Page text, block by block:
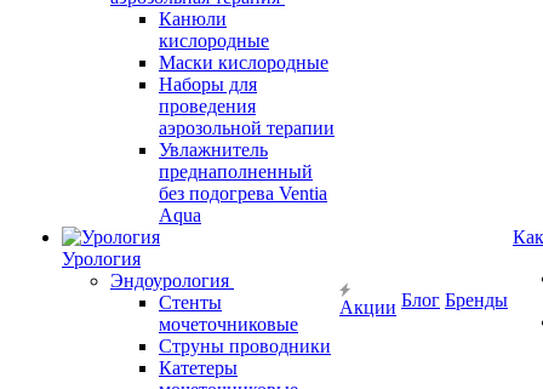
Канюли
кислородные
Маски кислородные
Наборы для
проведения
аэрозольной терапии
Увлажнитель
преднаполненный
без подогрева Ventia
Aqua
Урология
Эндоурология
Стенты
мочеточниковые
Струны проводники
Катетеры
Акции Блог Бренды